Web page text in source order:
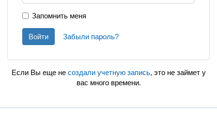
Запомнить меня
Войти Забыли пароль?
Если Вы еще не создали учетную запись, это не займет у
вас много времени.